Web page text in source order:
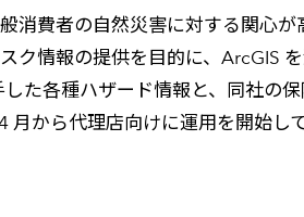
消費者の自然災害に対する関心
情報の提供を目的に、ArcGIS
た各種ハザード情報と、同社の
から代理店向けに運用を開始して